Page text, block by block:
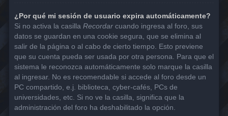
¿Por qué mi sesión de usuario expira automáticamente?
Si no activa la casilla Recordar cuando ingresa al foro, sus
datos se guardan en una cookie segura, que se elimina al
salir de la página o al cabo de cierto tiempo. Esto previene
que su cuenta pueda ser usada por otra persona. Para que el
sistema le reconozca automáticamente solo marque la casilla
al ingresar. No es recomendable si accede al foro desde un
PC compartido, e.j. biblioteca, cyber-cafés, PCs de
universidades, etc. Si no ve la casilla, significa que la
administración del foro ha deshabilitado la opción.